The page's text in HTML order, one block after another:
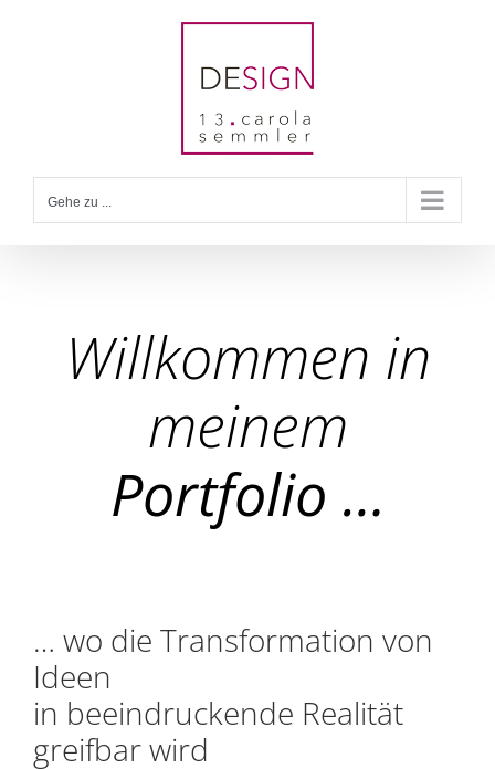
Gehe zu ...
Willkommen in
meinem
Portfolio …
… wo die Transformation von
Ideen
in beeindruckende Realität
greifbar wird